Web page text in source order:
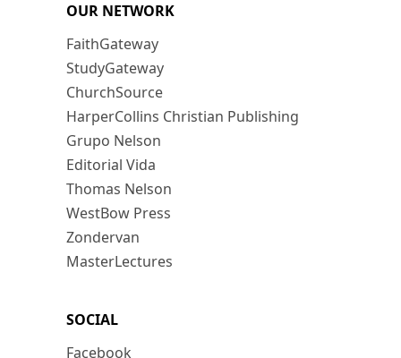
OUR NETWORK
FaithGateway
StudyGateway
ChurchSource
HarperCollins Christian Publishing
Grupo Nelson
Editorial Vida
Thomas Nelson
WestBow Press
Zondervan
MasterLectures
SOCIAL
Facebook